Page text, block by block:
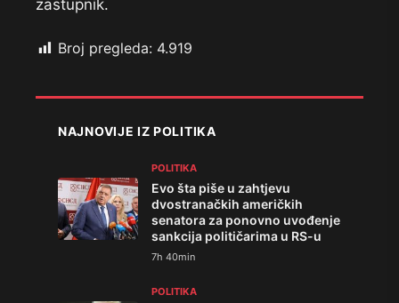
zastupnik.
Broj pregleda: 4.919
NAJNOVIJE IZ POLITIKA
POLITIKA
Evo šta piše u zahtjevu
dvostranačkih američkih
senatora za ponovno uvođenje
sankcija političarima u RS-u
7h 40min
POLITIKA